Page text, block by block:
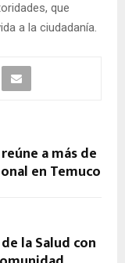
que
a la ciudadanía.
a más de
en Temuco
la Salud con